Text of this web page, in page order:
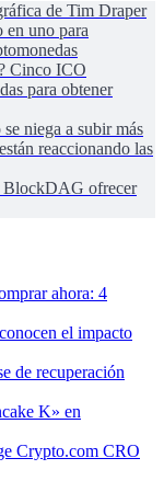
de Tim Draper
en uno para
Cinco ICO
para obtener
niega a subir más
reaccionando las
BlockDAG ofrecer
ahora: 4
el impacto
de recuperación
K» en
Crypto.com CRO